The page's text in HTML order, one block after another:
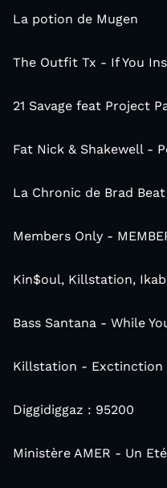
La potion de Mugen
The Outfit Tx - If You
21 Savage feat Project
Fat Nick & Shakewell -
La Chronic de Brad Beat
Members Only -
Kin$oul, Killstation,
Bass Santana - While
Killstation - Exctinction
Diggidiggaz : 95200
Ministère AMER - Un